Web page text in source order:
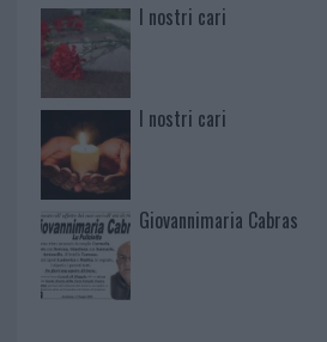
I nostri cari
I nostri cari
Giovannimaria Cabras